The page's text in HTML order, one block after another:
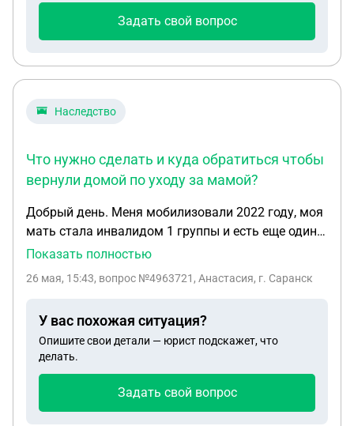
Задать свой вопрос
Наследство
Что нужно сделать и куда обратиться чтобы
вернули домой по уходу за мамой?
Добрый день. Меня мобилизовали 2022 году, моя
мать стала инвалидом 1 группы и есть еще один
сын но он не проживает с мамой и на иждивении
сделать и куда обратиться чтобы вернули домой
Показать полностью
26 мая, 15:43, вопрос №4963721, Анастасия, г. Саранск
У вас похожая ситуация?
Опишите свои детали — юрист подскажет, что
делать.
Задать свой вопрос